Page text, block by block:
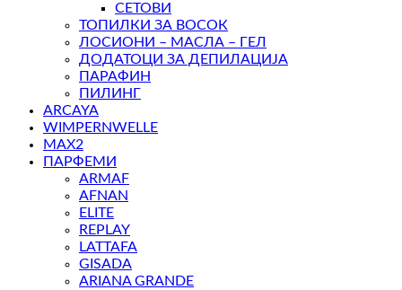
СЕТОВИ
ТОПИЛКИ ЗА ВОСОК
ЛОСИОНИ – МАСЛА – ГЕЛ
ДОДАТОЦИ ЗА ДЕПИЛАЦИЈА
ПАРАФИН
ПИЛИНГ
ARCAYA
WIMPERNWELLE
MAX2
ПАРФЕМИ
ARMAF
AFNAN
ELITE
REPLAY
LATTAFA
GISADA
ARIANA GRANDE